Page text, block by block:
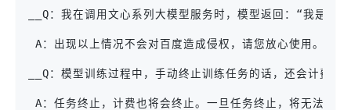
__Q：我在调用文心系列大模型服务时，模型返回：“我是文
A：出现以上情况不会对百度造成侵权，请您放心使用。
__Q：模型训练过程中，手动终止训练任务的话，还会计费吗
A：任务终止，计费也将会终止。一旦任务终止，将无法重